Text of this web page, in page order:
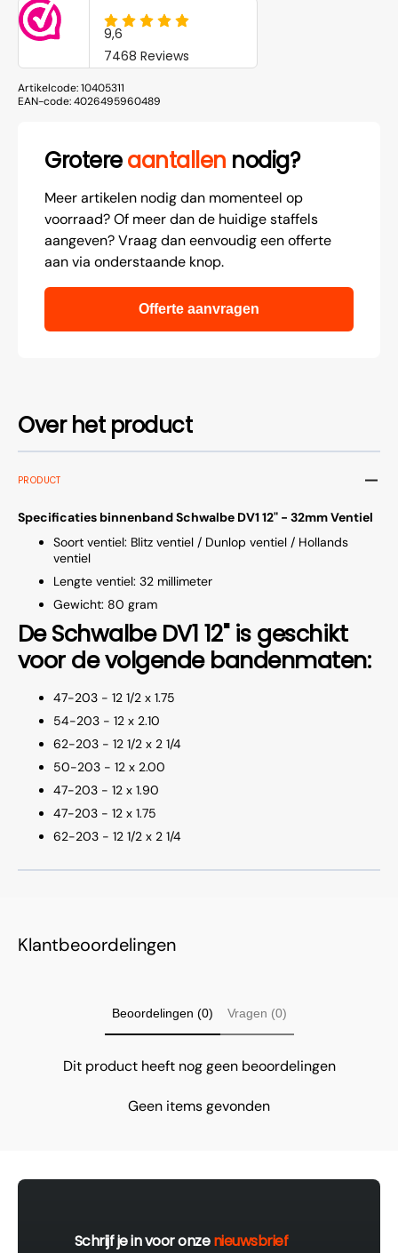
Over het product
PRODUCT
Specificaties binnenband Schwalbe DV1 12" - 32mm Ventiel
Soort ventiel: Blitz ventiel / Dunlop ventiel / Hollands
ventiel
Lengte ventiel: 32 millimeter
Gewicht: 80 gram
De Schwalbe DV1 12" is geschikt
voor de volgende bandenmaten:
47-203 - 12 1/2 x 1.75
54-203 - 12 x 2.10
62-203 - 12 1/2 x 2 1/4
50-203 - 12 x 2.00
47-203 - 12 x 1.90
47-203 - 12 x 1.75
62-203 - 12 1/2 x 2 1/4
Artikelcode:10405311
EAN-code:4026495960489
Grotereaantallen nodig?
Meer artikelen nodig dan momenteel op
voorraad? Of meer dan de huidige staffels
aangeven? Vraag dan eenvoudig een offerte
aan via onderstaande knop.
Offerte aanvragen
Klantbeoordelingen
Beoordelingen (0) Vragen (0)
Dit product heeft nog geen beoordelingen
Geen items gevonden
Schrijf je in voor onzenieuwsbrief